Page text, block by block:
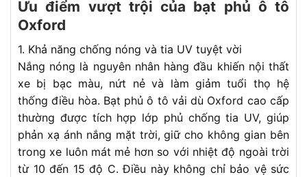
Ưu điểm vượt trội của bạt phủ ô tô
Oxford
1. Khả năng chống nóng và tia UV tuyệt vời
Nắng nóng là nguyên nhân hàng đầu khiến nội thất
xe bị bạc màu, nứt nẻ và làm giảm tuổi thọ hệ
thống điều hòa. Bạt phủ ô tô vải dù Oxford cao cấp
thường được tích hợp lớp phủ chống tia UV, giúp
phản xạ ánh nắng mặt trời, giữ cho không gian bên
trong xe luôn mát mẻ hơn so với nhiệt độ ngoài trời
từ 10 đến 15 độ C. Điều này không chỉ bảo vệ sức